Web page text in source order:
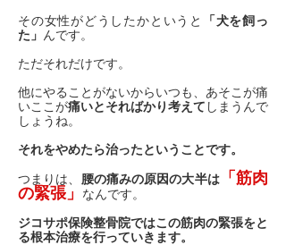
その女性がどうしたかというと
「犬を飼っ
た」 んです。
ただそれだけです。
他にやることがないからいつも、あそこが痛
いここが痛いとそればかり考えて しまうんで
しょうね。
それをやめたら治ったということです。
つまりは、 腰の痛みの原因の大半は「筋肉
の緊張」
なんです。
ジコサポ保険整骨院ではこの筋肉の緊張をと
る根本治療を行っていきます。